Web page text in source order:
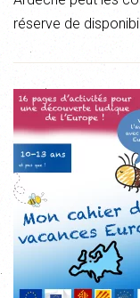
réserve de